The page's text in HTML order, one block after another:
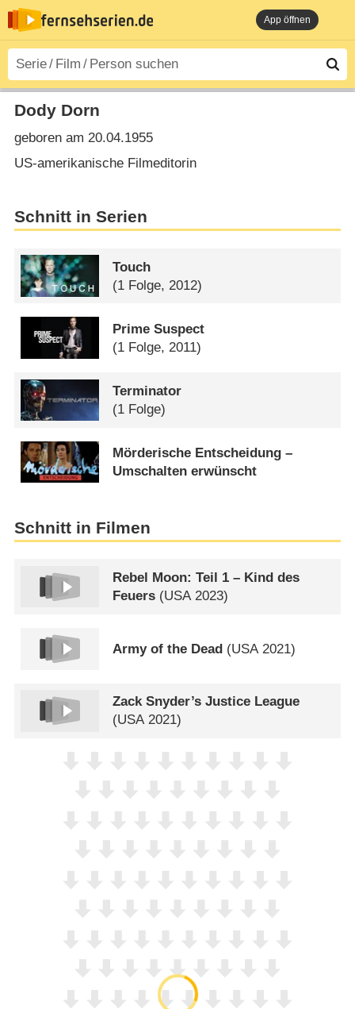
App öffnen
Dody Dorn
geboren am 20.04.1955
US-amerikanische Filmeditorin
Schnitt in Serien
Touch
(1 Folge, 2012)
Prime Suspect
(1 Folge, 2011)
Terminator
(1 Folge)
Mörderische Entscheidung –
Umschalten erwünscht
Schnitt in Filmen
Rebel Moon: Teil 1 – Kind des
Feuers (USA2023)
Army of the Dead (USA 2021)
Zack Snyder’s Justice League
(USA2021)